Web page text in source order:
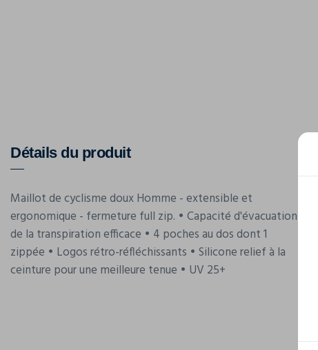
Détails du produit
Maillot de cyclisme doux Homme - extensible et
ergonomique - fermeture full zip. • Capacité d'évacuation
de la transpiration efficace • 4 poches au dos dont 1
zippée • Logos rétro-réfléchissants • Silicone relief à la
ceinture pour une meilleure tenue • UV 25+